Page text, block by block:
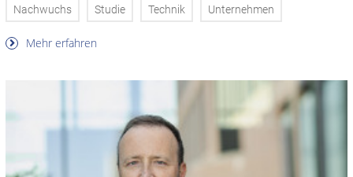
Nachwuchs Studie Technik Unternehmen
Mehr erfahren